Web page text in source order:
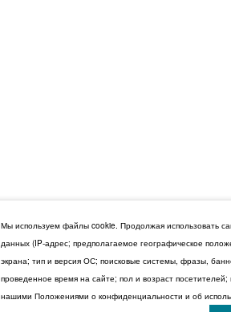
© 2026 Дума
Мы используем файлы cookie. Продолжая использовать
данных (IP-адрес; предполагаемое географическое
экрана; тип и версия ОС; поисковые системы, фразы,
проведенное время на сайте; пол и возраст
нашими Положениями о конфиденциальности и об